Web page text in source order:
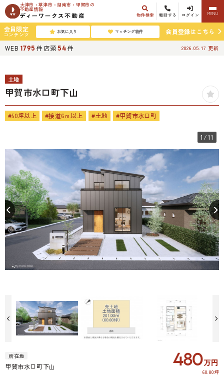
大津市・草津市・湖南市・甲賀市の
不動産情報
物件検索 電話する ログイン MENU
会員限定
コンテンツ お気に入り マッチング物件
会員登録はこちら
WEB 1795 件店頭54 件 2026.05.17 更新
土地
甲賀市水口町下山
#50坪以上 #接道6ｍ以上 #土地 #甲賀市水口町
1 /11
所在地
甲賀市水口町下山 480万円
60.80坪